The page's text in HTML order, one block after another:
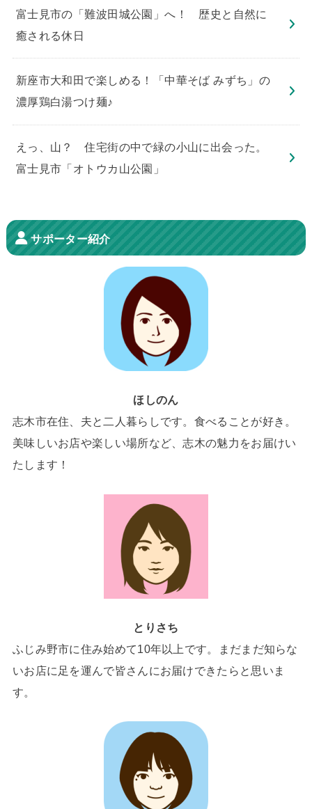
​富士見市の「難波田城公園」へ！ 歴史と自然に
癒される休日
新座市大和田で楽しめる！「中華そば みずち」の
濃厚鶏白湯つけ麺♪
えっ、山？ 住宅街の中で緑の小山に出会った。
富士見市「オトウカ山公園」
サポーター紹介
ほしのん
志木市在住、夫と二人暮らしです。食べることが好き。
美味しいお店や楽しい場所など、志木の魅力をお届けい
たします！
とりさち
ふじみ野市に住み始めて10年以上です。まだまだ知らな
いお店に足を運んで皆さんにお届けできたらと思いま
す。